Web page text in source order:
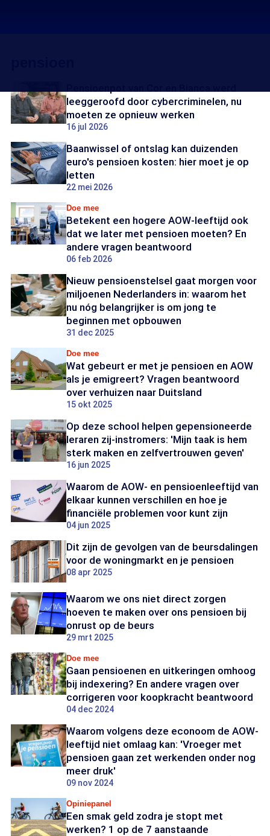
leeggeroofd door cybercriminelen, nu
moeten ze opnieuw werken
16 jul 2026
Baanwissel of ontslag kan duizenden
euro's pensioen kosten: hier moet je op
letten
22 mei 2026
Doe mee
Betekent een hogere AOW-leeftijd ook
dat we later met pensioen moeten? En
andere vragen beantwoord
06 feb 2026
Nieuw pensioenstelsel gaat morgen voor
miljoenen Nederlanders in: waarom het
nu nóg belangrijker is om jong te
beginnen met opbouwen
31 dec 2025
Doe mee
Wat gebeurt er met je pensioen en AOW
als je emigreert? Vragen beantwoord
over verhuizen naar Duitsland
15 okt 2025
Op deze school helpen gepensioneerde
leraren zij-instromers: 'Mijn taak is hem
sterk maken en zelfvertrouwen geven'
16 jun 2025
Waarom de AOW- en pensioenleeftijd van
elkaar kunnen verschillen en hoe je
financiële problemen voor kunt zijn
04 jun 2025
Dit zijn de gevolgen van de beursdalingen
voor de woningmarkt en je pensioen
08 apr 2025
Waarom we ons niet direct zorgen
hoeven te maken over ons pensioen bij
onrust op de beurs
29 mrt 2025
Doe mee
Gaan pensioenen en uitkeringen omhoog
bij indexering? En andere vragen over
corrigeren voor koopkracht beantwoord
04 dec 2024
Waarom volgens deze econoom de AOW-
leeftijd niet omlaag kan: 'Vroeger met
pensioen gaan zet werkenden onder nog
meer druk'
09 nov 2024
Opiniepanel
Een smak geld zodra je stopt met
werken? 1 op de 7 aanstaande